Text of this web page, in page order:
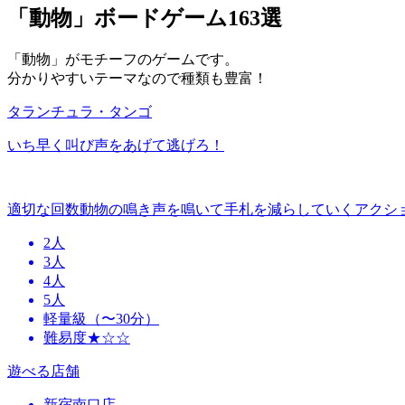
「動物」ボードゲーム163選
「動物」がモチーフのゲームです。
分かりやすいテーマなので種類も豊富！
タランチュラ・タンゴ
いち早く叫び声をあげて逃げろ！
適切な回数動物の鳴き声を鳴いて手札を減らしていくアクシ
2人
3人
4人
5人
軽量級（〜30分）
難易度★☆☆
遊べる店舗